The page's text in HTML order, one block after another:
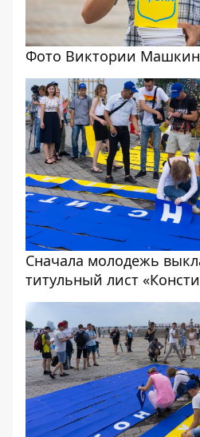
Фото Виктории
Сначала молодежь
титульный лист